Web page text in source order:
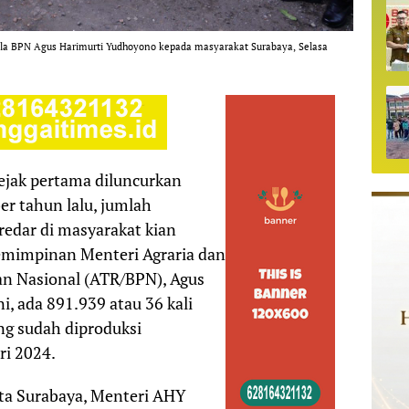
Agus Harimurti Yudhoyono kepada masyarakat Surabaya, Selasa
pertama diluncurkan
tahun lalu, jumlah
di masyarakat kian
Menteri Agraria dan
Nasional (ATR/BPN), Agus
ada 891.939 atau 36 kali
sudah diproduksi
2024.
Surabaya, Menteri AHY